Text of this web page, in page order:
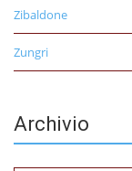
Zibaldone
Zungri
Archivio